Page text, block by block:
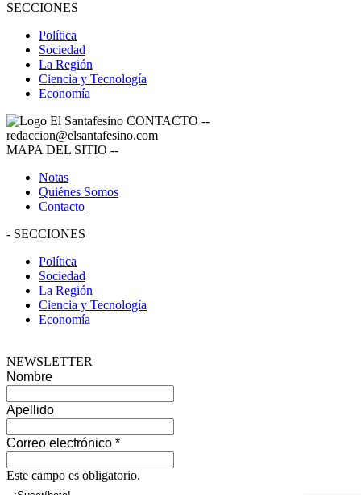
SECCIONES
Política
Sociedad
La Región
Ciencia y Tecnología
Economía
CONTACTO --
redaccion@elsantafesino.com
MAPA DEL SITIO --
Notas
Quiénes Somos
Contacto
- SECCIONES
Política
Sociedad
La Región
Ciencia y Tecnología
Economía
NEWSLETTER
Nombre
Apellido
Correo electrónico *
Este campo es obligatorio.